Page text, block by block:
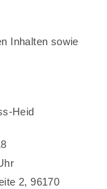
Inhalten sowie
Heid
2, 96170